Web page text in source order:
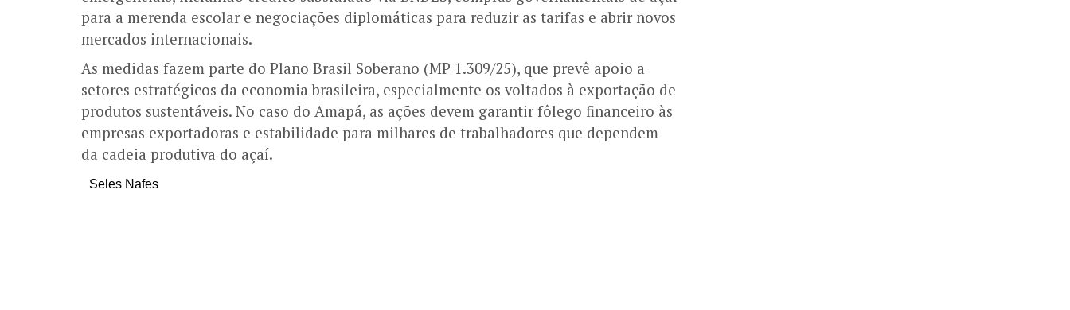
para a merenda escolar e negociações diplomáticas para reduzir as tarifas e abrir novos
mercados internacionais.
As medidas fazem parte do Plano Brasil Soberano (MP 1.309/25), que prevê apoio a
setores estratégicos da economia brasileira, especialmente os voltados à exportação de
produtos sustentáveis. No caso do Amapá, as ações devem garantir fôlego financeiro às
empresas exportadoras e estabilidade para milhares de trabalhadores que dependem
da cadeia produtiva do açaí.
Seles Nafes